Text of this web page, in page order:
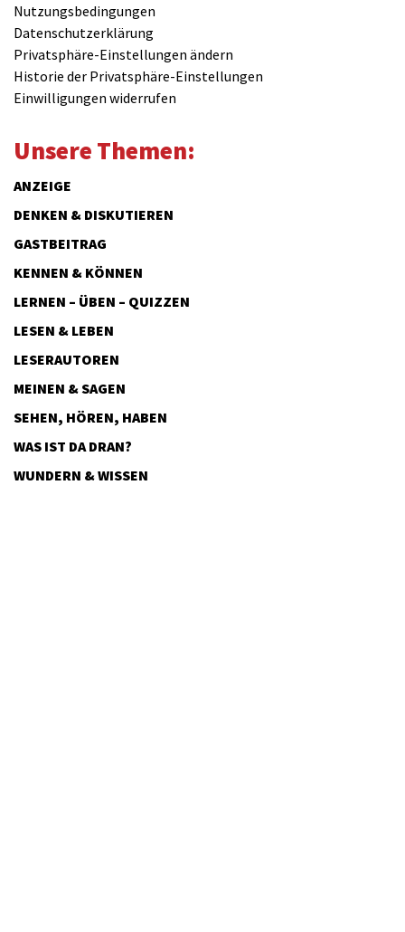
Nutzungsbedingungen
Datenschutzerklärung
Privatsphäre-Einstellungen ändern
Historie der Privatsphäre-Einstellungen
Einwilligungen widerrufen
Unsere Themen:
ANZEIGE
DENKEN & DISKUTIEREN
GASTBEITRAG
KENNEN & KÖNNEN
LERNEN – ÜBEN – QUIZZEN
LESEN & LEBEN
LESERAUTOREN
MEINEN & SAGEN
SEHEN, HÖREN, HABEN
WAS IST DA DRAN?
WUNDERN & WISSEN